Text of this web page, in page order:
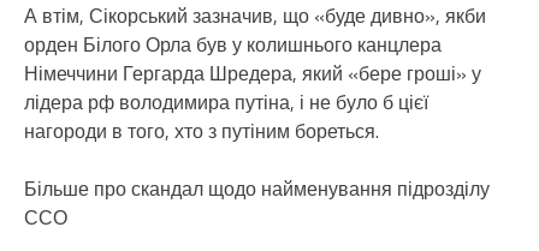
А втім, Сікорський зазначив, що «буде дивно», якби
орден Білого Орла був у колишнього канцлера
Німеччини Гергарда Шредера, який «бере гроші» у
лідера рф володимира путіна, і не було б цієї
нагороди в того, хто з путіним бореться.
Більше про скандал щодо найменування підрозділу
ССО